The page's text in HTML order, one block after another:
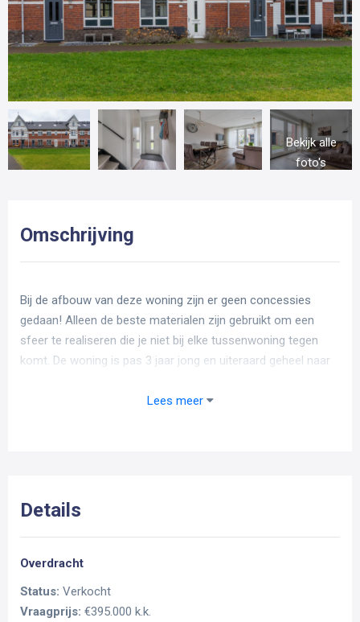
Bekijk alle
foto's
Omschrijving
Bij de afbouw van deze woning zijn er geen concessies
gedaan! Alleen de beste materialen zijn gebruikt om een
sfeer te realiseren die je niet bij elke tussenwoning tegen
komt. De woning is pas 3 jaar jong en uiteraard geheel naar
zonnepanelen, vloerverwarming, een moderne keuken en
historische binnenstad van Zaltbommel, maar ook het NS-
station. De A2 bereik je binnen enkele minuten. Overtuigd?
Indeling van de woning
Lees meer
Details
Overdracht
Status: Verkocht
Vraagprijs: €395.000 k.k.